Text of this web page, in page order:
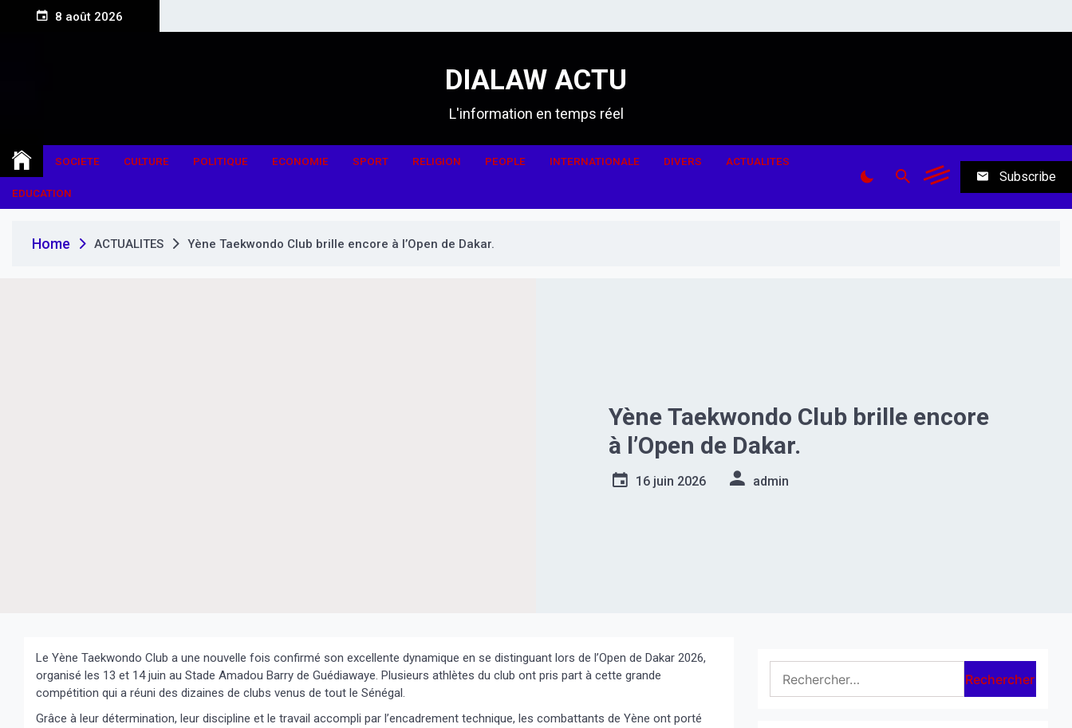
8 août 2026
DIALAW ACTU
L'information en temps réel
SOCIETE CULTURE POLITIQUE ECONOMIE SPORT RELIGION PEOPLE INTERNATIONALE DIVERS ACTUALITES
EDUCATION
Subscribe
Home ACTUALITES Yène Taekwondo Club brille encore à l’Open de Dakar.
Yène Taekwondo Club brille encore
à l’Open de Dakar.
16 juin 2026 admin
Le Yène Taekwondo Club a une nouvelle fois confirmé son excellente dynamique en se distinguant lors de l’Open de Dakar 2026,
organisé les 13 et 14 juin au Stade Amadou Barry de Guédiawaye. Plusieurs athlètes du club ont pris part à cette grande
compétition qui a réuni des dizaines de clubs venus de tout le Sénégal.
Grâce à leur détermination, leur discipline et le travail accompli par l’encadrement technique, les combattants de Yène ont porté